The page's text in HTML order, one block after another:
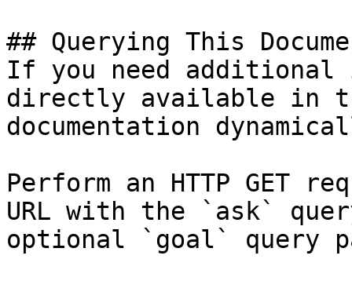
## Querying This
If you need
directly available in
documentation
Perform an HTTP GET
URL with the `ask`
optional `goal` query